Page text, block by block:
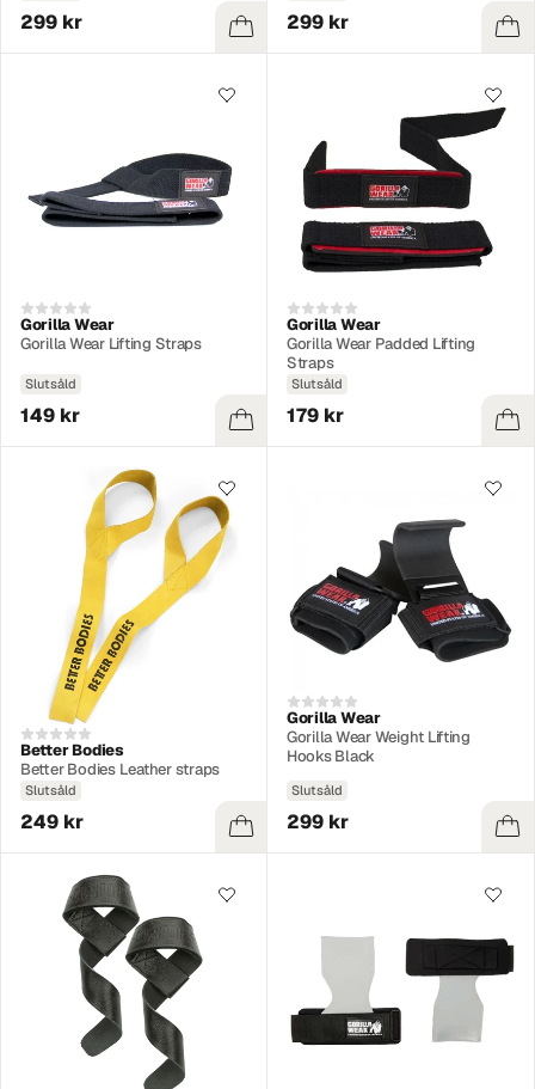
299 kr 299 kr
Gorilla Wear
Gorilla Wear Lifting Straps
Slutsåld
149 kr
Gorilla Wear
Gorilla Wear Padded Lifting
Straps
Slutsåld
179 kr
Better Bodies
Better Bodies Leather straps
Slutsåld
249 kr
Gorilla Wear
Gorilla Wear Weight Lifting
Hooks Black
Slutsåld
299 kr